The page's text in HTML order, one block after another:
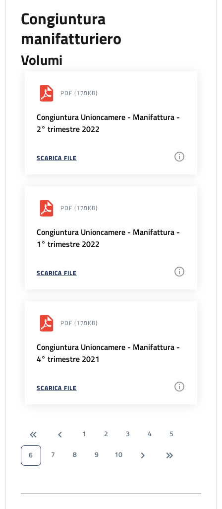
Congiuntura
manifatturiero
Volumi
PDF (170KB)
Congiuntura Unioncamere - Manifattura -
2° trimestre 2022
SCARICA FILE
PDF (170KB)
Congiuntura Unioncamere - Manifattura -
1° trimestre 2022
SCARICA FILE
PDF (170KB)
Congiuntura Unioncamere - Manifattura -
4° trimestre 2021
SCARICA FILE
1 2 3 4
5
6
7 8 9 10